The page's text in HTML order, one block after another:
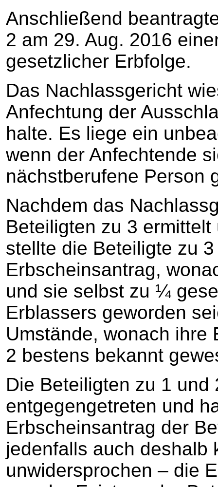
Anschließend
2 am 29. Aug. 2016
gesetzlicher Erbfolge.
Das Nachlassgericht
Anfechtung der
halte. Es liege ein
wenn der Anfechtende
nächstberufene Person
Nachdem das
Beteiligten zu 3
stellte die Beteiligte zu
Erbscheinsantrag,
und sie selbst zu ¼
Erblassers geworden
Umstände, wonach ihre
2 bestens bekannt
Die Beteiligten zu 1 und
entgegengetreten und
Erbscheinsantrag der
jedenfalls auch deshalb
unwidersprochen – die